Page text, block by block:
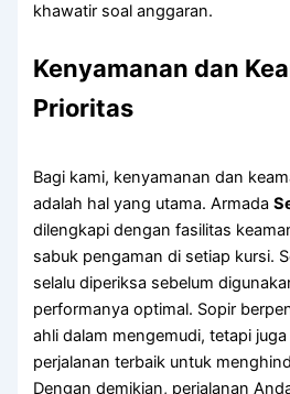
khawatir soal anggaran.
Kenyamanan dan
Prioritas
Bagi kami, kenyamanan dan
adalah hal yang utama. Armada
dilengkapi dengan fasilitas
sabuk pengaman di setiap kursi.
selalu diperiksa sebelum
performanya optimal. Sopir
ahli dalam mengemudi, tetapi
perjalanan terbaik untuk
Dengan demikian, perjalanan